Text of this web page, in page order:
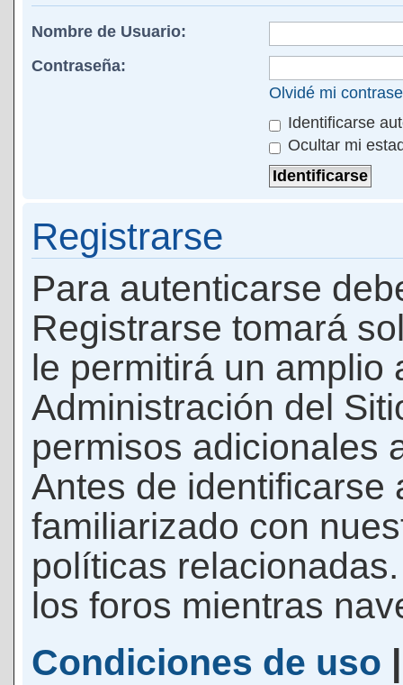
Nombre de Usuario:
Contraseña:
Olvidé mi
Identificarse
Ocultar mi
Registrarse
Para autenticarse
Registrarse tomará
le permitirá un amplio
Administración del
permisos adicionales
Antes de identificarse
familiarizado con
políticas
los foros mientras
Condiciones de uso